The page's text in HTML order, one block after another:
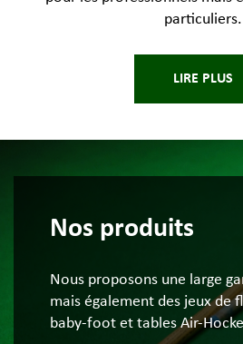
particuliers.
LIRE PLUS
Nos produits
Nous proposons une large
mais également des jeux de
baby-foot et tables Air-